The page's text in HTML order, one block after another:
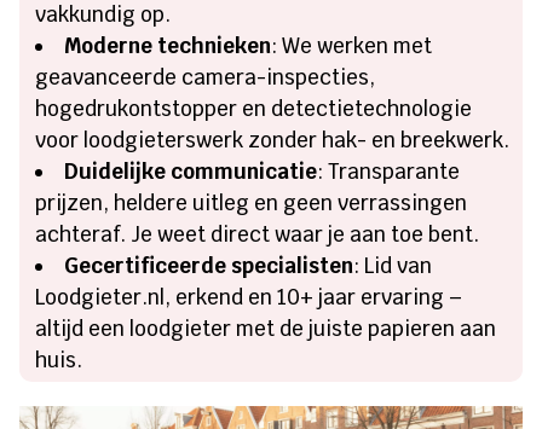
vakkundig op.​
Moderne technieken: We werken met
geavanceerde camera-inspecties,
hogedrukontstopper en detectietechnologie
voor loodgieterswerk zonder hak- en breekwerk.​
Duidelijke communicatie: Transparante
prijzen, heldere uitleg en geen verrassingen
achteraf.​ Je weet direct waar je aan toe bent.​
Gecertificeerde specialisten: Lid van
Loodgieter.​nl, erkend en 10+ jaar ervaring –
altijd een loodgieter met de juiste papieren aan
huis.​